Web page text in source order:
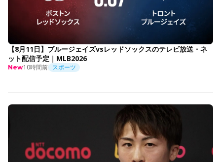
【8月11日】ブルージェイズvsレッドソックスのテレビ放送・ネ
ット配信予定｜MLB2026
New10時間前 スポーツ